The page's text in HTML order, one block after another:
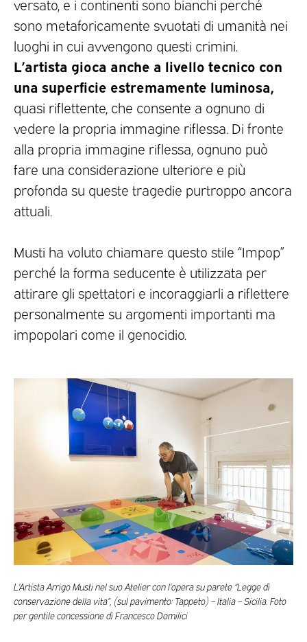
versato, e i continenti sono bianchi perché
sono metaforicamente svuotati di umanità nei
luoghi in cui avvengono questi crimini.
L’artista gioca anche a livello tecnico con
una superficie estremamente luminosa,
quasi riflettente, che consente a ognuno di
vedere la propria immagine riflessa. Di fronte
alla propria immagine riflessa, ognuno può
fare una considerazione ulteriore e più
profonda su queste tragedie purtroppo ancora
attuali.
Musti ha voluto chiamare questo stile “Impop”
perché la forma seducente è utilizzata per
attirare gli spettatori e incoraggiarli a riflettere
personalmente su argomenti importanti ma
impopolari come il genocidio.
L’Artista Arrigo Musti nel suo Atelier con l’opera su parete “Legge di
conservazione della vita”, (sul pavimento: Tappeto) – Italia – Sicilia. Foto
per gentile concessione di Francesco Domilici